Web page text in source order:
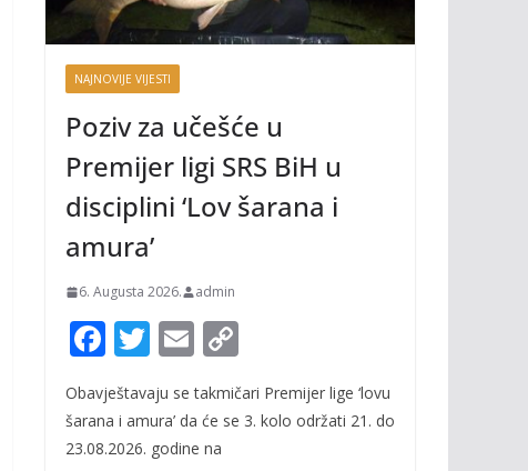
NAJNOVIJE VIJESTI
Poziv za učešće u
Premijer ligi SRS BiH u
disciplini ‘Lov šarana i
amura’
6. Augusta 2026. admin
F
ac
e
b
T
itt
er
E
m
ai
l
o
p
Obavještavaju se takmičari Premijer lige ‘lovu
šarana i amura’ da će se 3. kolo održati 21. do
23.08.2026. godine na